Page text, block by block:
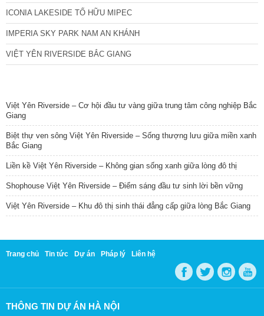
ICONIA LAKESIDE TỐ HỮU MIPEC
IMPERIA SKY PARK NAM AN KHÁNH
VIỆT YÊN RIVERSIDE BẮC GIANG
Việt Yên Riverside – Cơ hội đầu tư vàng giữa trung tâm công nghiệp Bắc
Giang
Biệt thự ven sông Việt Yên Riverside – Sống thượng lưu giữa miền xanh
Bắc Giang
Liền kề Việt Yên Riverside – Không gian sống xanh giữa lòng đô thị
Shophouse Việt Yên Riverside – Điểm sáng đầu tư sinh lời bền vững
Việt Yên Riverside – Khu đô thị sinh thái đẳng cấp giữa lòng Bắc Giang
Trang chủ Tin tức Dự án Pháp lý Liên hệ
THÔNG TIN DỰ ÁN HÀ NỘI